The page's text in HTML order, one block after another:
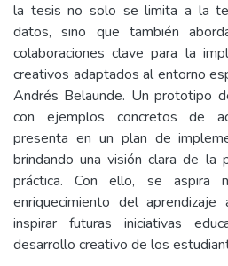
la tesis no solo se limita a la
datos, sino que también
colaboraciones clave para la
creativos adaptados al entorno
Andrés Belaunde. Un prototipo
con ejemplos concretos de
presenta en un plan de
brindando una visión clara de la
práctica. Con ello, se aspira
enriquecimiento del
inspirar futuras iniciativas
desarrollo creativo de los